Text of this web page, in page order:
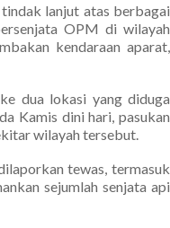
lanjut atas berbagai
OPM di wilayah
kendaraan aparat,
dua lokasi yang diduga
Kamis dini hari, pasukan
wilayah tersebut.
tewas, termasuk
sejumlah senjata api